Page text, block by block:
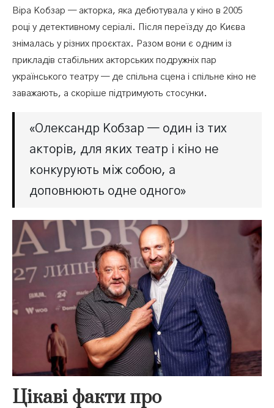
Віра Кобзар — акторка, яка дебютувала у кіно в 2005
році у детективному серіалі. Після переїзду до Києва
знімалась у різних проєктах. Разом вони є одним із
прикладів стабільних акторських подружніх пар
українського театру — де спільна сцена і спільне кіно не
заважають, а скоріше підтримують стосунки.
«Олександр Кобзар — один із тих
акторів, для яких театр і кіно не
конкурують між собою, а
доповнюють одне одного»
Цікаві факти про